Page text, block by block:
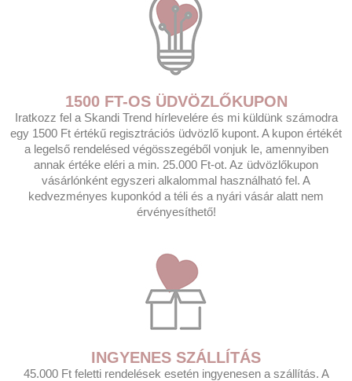
1500 FT-OS ÜDVÖZLŐKUPON
Iratkozz fel a Skandi Trend hírlevelére és mi küldünk számodra
egy 1500 Ft értékű regisztrációs üdvözlő kupont. A kupon értékét
a legelső rendelésed végösszegéből vonjuk le, amennyiben
annak értéke eléri a min. 25.000 Ft-ot. Az üdvözlőkupon
vásárlónként egyszeri alkalommal használható fel. A
kedvezményes kuponkód a téli és a nyári vásár alatt nem
érvényesíthető!
INGYENES SZÁLLÍTÁS
45.000 Ft feletti rendelések esetén ingyenesen a szállítás. A